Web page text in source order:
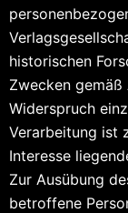
historischen
Zwecken
Widerspruch
Verarbeitung ist
Interesse
Zur Ausübung
betroffene